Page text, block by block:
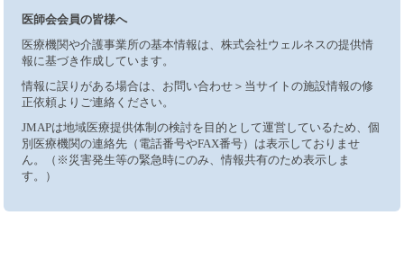
医師会会員の皆様へ
医療機関や介護事業所の基本情報は、株式会社ウェルネスの提供情
報に基づき作成しています。
情報に誤りがある場合は、お問い合わせ＞当サイトの施設情報の修
正依頼よりご連絡ください。
JMAPは地域医療提供体制の検討を目的として運営しているため、個
別医療機関の連絡先（電話番号やFAX番号）は表示しておりませ
ん。（※災害発生等の緊急時にのみ、情報共有のため表示しま
す。）